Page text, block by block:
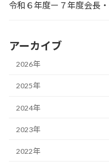
令和６年度ー７年度会長
アーカイブ
2026年
2025年
2024年
2023年
2022年